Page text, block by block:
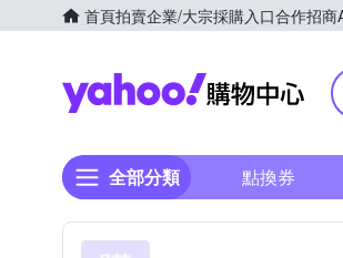
首頁拍賣企業/大宗採購入口合作招商
全部分類 點換券